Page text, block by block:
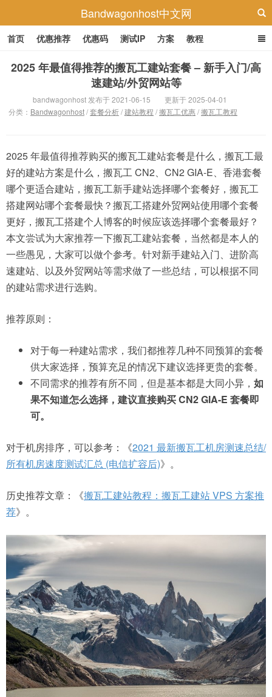
Bandwagonhost中文网
首页 优惠推荐 优惠码 测试IP 方案 教程
2025 年最值得推荐的搬瓦工建站套餐 – 新手入门/高
速建站/外贸网站等
bandwagonhost 发布于 2021-06-15
更新于 2025-04-01
分类： Bandwagonhost/套餐分析/建站教程 /搬瓦工优惠/搬瓦工教程
2025 年最值得推荐购买的搬瓦工建站套餐是什么，搬瓦工最
好的建站方案是什么，搬瓦工 CN2、CN2 GIA-E、香港套餐
哪个更适合建站，搬瓦工新手建站选择哪个套餐好，搬瓦工
搭建网站哪个套餐最快？搬瓦工搭建外贸网站使用哪个套餐
更好，搬瓦工搭建个人博客的时候应该选择哪个套餐最好？
本文尝试为大家推荐一下搬瓦工建站套餐，当然都是本人的
一些愚见，大家可以做个参考。针对新手建站入门、进阶高
速建站、以及外贸网站等需求做了一些总结，可以根据不同
的建站需求进行选购。
推荐原则：
对于每一种建站需求，我们都推荐几种不同预算的套餐
供大家选择，预算充足的情况下建议选择更贵的套餐。
不同需求的推荐有所不同，但是基本都是大同小异， 如
果不知道怎么选择，建议直接购买 CN2 GIA-E 套餐即
可。
对于机房排序，可以参考：《2021 最新搬瓦工机房测速总结/
所有机房速度测试汇总 (电信扩容后)》。
历史推荐文章：《搬瓦工建站教程：搬瓦工建站 VPS 方案推
荐》。